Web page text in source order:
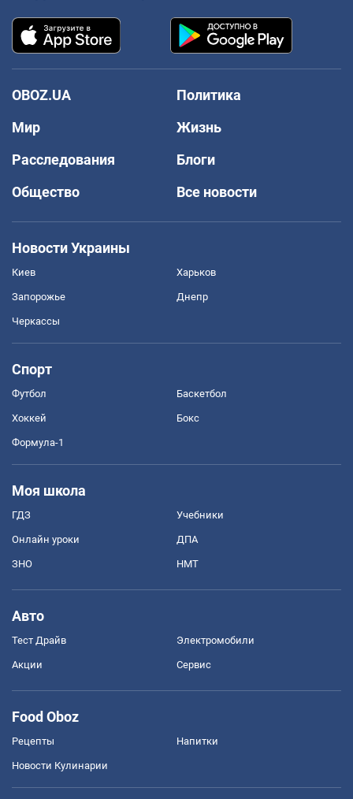
OBOZ.UA
Политика
Мир
Жизнь
Расследования
Блоги
Общество
Все новости
Новости Украины
Киев Харьков
Запорожье Днепр
Черкассы
Спорт
Футбол Баскетбол
Хоккей Бокс
Формула-1
Моя школа
ГДЗ Учебники
Онлайн уроки ДПА
ЗНО НМТ
Авто
Тест Драйв Электромобили
Акции Сервис
Food Oboz
Рецепты Напитки
Новости Кулинарии